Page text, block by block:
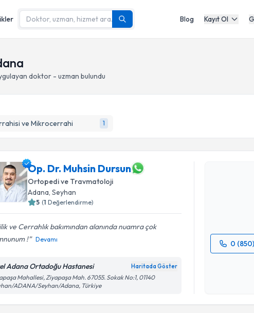
Blog Kayıt Ol
doktor - uzman bulundu
ve Mikrocerrahi 1
Op. Dr. Muhsin Dursun
Ortopedi ve Travmatoloji
Adana, Seyhan
5 (1 Değerlendirme)
ve Cerrahlık bakımından alanında nuamra çok
!
Devamı
Adana Ortadoğu Hastanesi Haritada Göster
Mahallesi, Ziyapaşa Mah. 67055. Sokak No:1, 01140
ADANA/Seyhan/Adana, Türkiye
0